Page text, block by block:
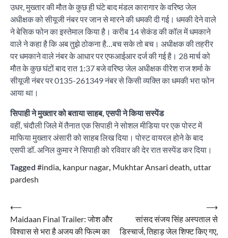
उधर, मुख्तार की मौत के कुछ ही घंटे बाद मंडल कारागार के वरिष्ठ जेल
अधीक्षक को सीयूजी नंबर पर जान से मारने की धमकी दी गई। धमकी देने वाले
ने बेसिक फोन का इस्तेमाल किया है। करीब 14 सेकंड की कॉल में धमकाने
वाले ने कहा है कि अब तुझे ठोकना है…बच सके तो बच। अधीक्षक की तहरीर
पर धमकाने वाले नंबर के आधार पर एफआईआर दर्ज की गई है। 28 मार्च को
मौत के कुछ घंटों बाद रात 1:37 बजे वरिष्ठ जेल अधीक्षक वीरेश राज शर्मा के
सीयूजी नंबर पर 0135-261349 नंबर से किसी व्यक्ति का धमकी भरा फोन
आया था।
सिपाही ने मुख्तार को बताया साहब, एसपी ने किया सस्पेंड
वहीं, चंदौली जिले में तैनात एक सिपाही ने सोशल मीडिया पर एक पोस्ट में
माफिया मुख्तार अंसारी को साहब लिख दिया। पोस्ट वायरल होने के बाद
एसपी डॉ. अनिल कुमार ने सिपाही को रविवार की देर रात सस्पेंड कर दिया।
Tagged #india, kanpur nagar, Mukhtar Ansari death, uttar
pardesh
Post
navigation
⟵
Maidaan Final Trailer: जोश और
विश्वास से भरा है अजय की फिल्म का
सांसद संजय सिंह अस्पताल से
डिस्चार्ज, तिहाड़ जेल शिफ्ट किए गए,
⟶